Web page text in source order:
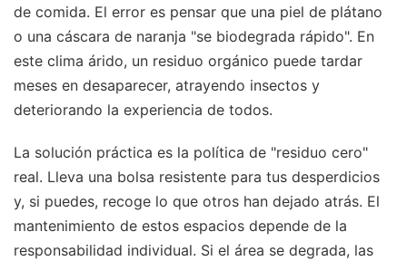
de comida. El error es pensar que una piel de plátano
o una cáscara de naranja "se biodegrada rápido". En
este clima árido, un residuo orgánico puede tardar
meses en desaparecer, atrayendo insectos y
deteriorando la experiencia de todos.
La solución práctica es la política de "residuo cero"
real. Lleva una bolsa resistente para tus desperdicios
y, si puedes, recoge lo que otros han dejado atrás. El
mantenimiento de estos espacios depende de la
responsabilidad individual. Si el área se degrada, las